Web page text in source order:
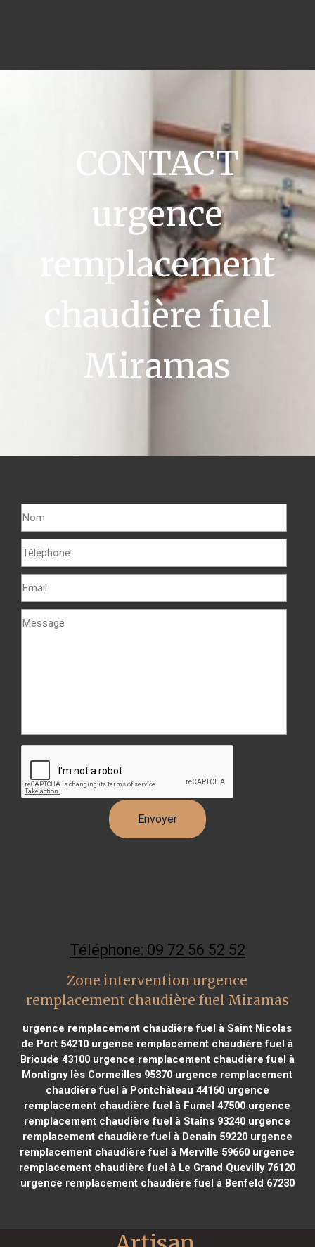
CONTACT
urgence
remplacement
chaudière fuel
Miramas
Téléphone: 09 72 56 52 52
Zone intervention urgence
remplacement chaudière fuel Miramas
urgence remplacement chaudière fuel à Saint Nicolas
de Port 54210 urgence remplacement chaudière fuel à
Brioude 43100urgence remplacement chaudière fuel à
Montigny lès Cormeilles 95370 urgence remplacement
chaudière fuel à Pontchâteau 44160urgence
remplacement chaudière fuel à Fumel 47500 urgence
remplacement chaudière fuel à Stains 93240 urgence
remplacement chaudière fuel à Denain 59220urgence
remplacement chaudière fuel à Merville 59660 urgence
remplacement chaudière fuel à Le Grand Quevilly 76120
urgence remplacement chaudière fuel à Benfeld 67230